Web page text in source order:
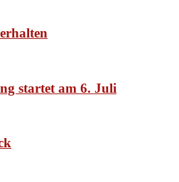
startet am 6. Juli